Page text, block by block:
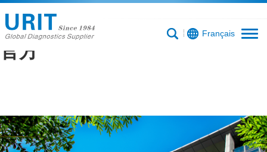
乐鱼官网网页版_乐鱼（中国）
官方
Français